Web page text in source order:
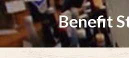
Benefit